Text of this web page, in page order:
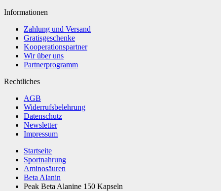
Informationen
Zahlung und Versand
Gratisgeschenke
Kooperationspartner
Wir über uns
Partnerprogramm
Rechtliches
AGB
Widerrufsbelehrung
Datenschutz
Newsletter
Impressum
Startseite
Sportnahrung
Aminosäuren
Beta Alanin
Peak Beta Alanine 150 Kapseln